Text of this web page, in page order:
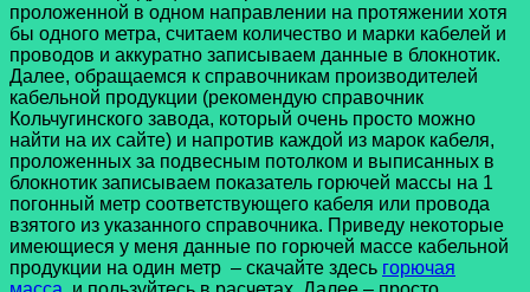
проложенной в одном направлении на протяжении хотя
бы одного метра, считаем количество и марки кабелей и
проводов и аккуратно записываем данные в блокнотик.
Далее, обращаемся к справочникам производителей
кабельной продукции (рекомендую справочник
Кольчугинского завода, который очень просто можно
найти на их сайте) и напротив каждой из марок кабеля,
проложенных за подвесным потолком и выписанных в
блокнотик записываем показатель горючей массы на 1
погонный метр соответствующего кабеля или провода
взятого из указанного справочника. Приведу некоторые
имеющиеся у меня данные по горючей массе кабельной
продукции на один метр – скачайте здесь горючая